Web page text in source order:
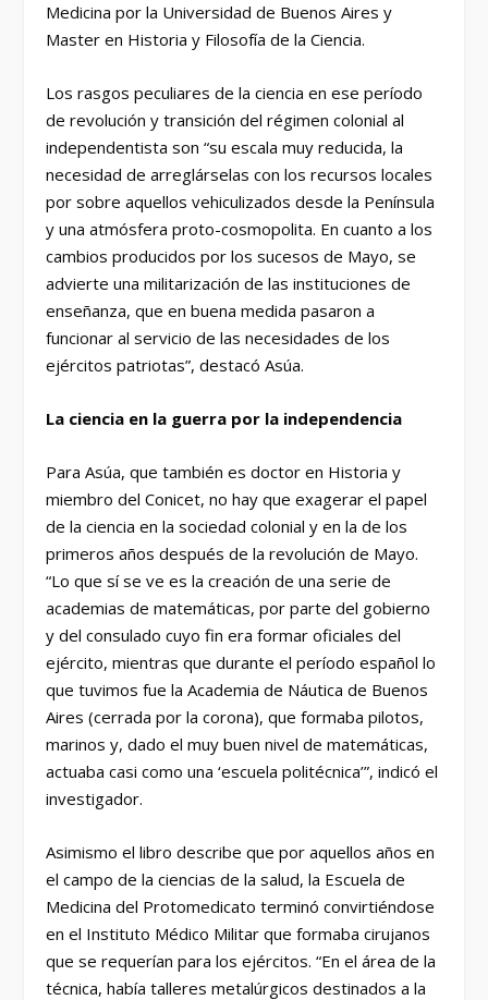
Medicina por la Universidad de Buenos Aires y
Master en Historia y Filosofía de la Ciencia.
Los rasgos peculiares de la ciencia en ese período
de revolución y transición del régimen colonial al
independentista son “su escala muy reducida, la
necesidad de arreglárselas con los recursos locales
por sobre aquellos vehiculizados desde la Península
y una atmósfera proto-cosmopolita. En cuanto a los
cambios producidos por los sucesos de Mayo, se
advierte una militarización de las instituciones de
enseñanza, que en buena medida pasaron a
funcionar al servicio de las necesidades de los
ejércitos patriotas”, destacó Asúa.
La ciencia en la guerra por la independencia
Para Asúa, que también es doctor en Historia y
miembro del Conicet, no hay que exagerar el papel
de la ciencia en la sociedad colonial y en la de los
primeros años después de la revolución de Mayo.
“Lo que sí se ve es la creación de una serie de
academias de matemáticas, por parte del gobierno
y del consulado cuyo fin era formar oficiales del
ejército, mientras que durante el período español lo
que tuvimos fue la Academia de Náutica de Buenos
Aires (cerrada por la corona), que formaba pilotos,
marinos y, dado el muy buen nivel de matemáticas,
actuaba casi como una ‘escuela politécnica’”, indicó el
investigador.
Asimismo el libro describe que por aquellos años en
el campo de la ciencias de la salud, la Escuela de
Medicina del Protomedicato terminó convirtiéndose
en el Instituto Médico Militar que formaba cirujanos
que se requerían para los ejércitos. “En el área de la
técnica, había talleres metalúrgicos destinados a la